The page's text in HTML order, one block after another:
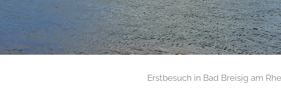
Erstbesuch in Bad Breisig am